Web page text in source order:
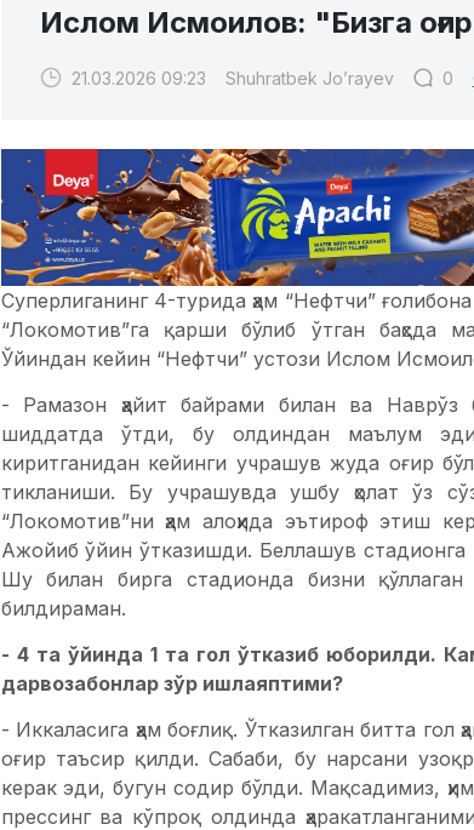
Ислом Исмоилов: "Бизга
21.03.2026 09:23 Shuhratbek Jo’rayev 0
Суперлиганинг 4-турида ҳам “Нефтчи”
“Локомотив”га қарши бўлиб ўтган баҳсда
Ўйиндан кейин “Нефтчи” устози Ислом
- Рамазон ҳайит байрами билан ва Наврўз
шиддатда ўтди, бу олдиндан маълум
киритганидан кейинги учрашув жуда оғир
тикланиши. Бу учрашувда ушбу ҳолат ўз
“Локомотив”ни ҳам алоҳида эътироф этиш
Ажойиб ўйин ўтказишди. Беллашув стадионга
Шу билан бирга стадионда бизни қўллаган
билдираман.
- 4 та ўйинда 1 та гол ўтказиб юборилди.
дарвозабонлар зўр ишлаяптими?
- Иккаласига ҳам боғлиқ. Ўтказилган битта гол
оғир таъсир қилди. Сабаби, бу нарсани
керак эди, бугун содир бўлди. Мақсадимиз,
прессинг ва кўпроқ олдинда